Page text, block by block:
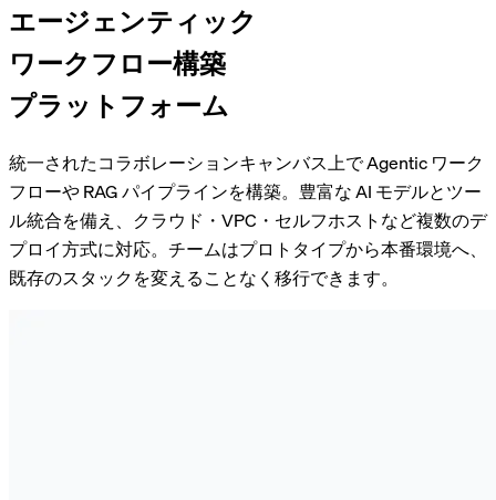
エージェンティック
ワークフロー構築
プラットフォーム
統一されたコラボレーションキャンバス上で Agentic ワーク
フローや RAG パイプラインを構築。豊富な AI モデルとツー
ル統合を備え、クラウド・VPC・セルフホストなど複数のデ
プロイ方式に対応。チームはプロトタイプから本番環境へ、
既存のスタックを変えることなく移行できます。